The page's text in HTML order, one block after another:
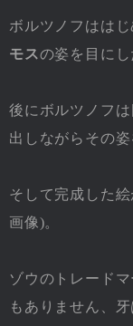
ボルツノフはは
モスの姿を目にし
後にボルツノフ
出しながらその姿
そして完成した
画像)。
ゾウのトレード
もありません、